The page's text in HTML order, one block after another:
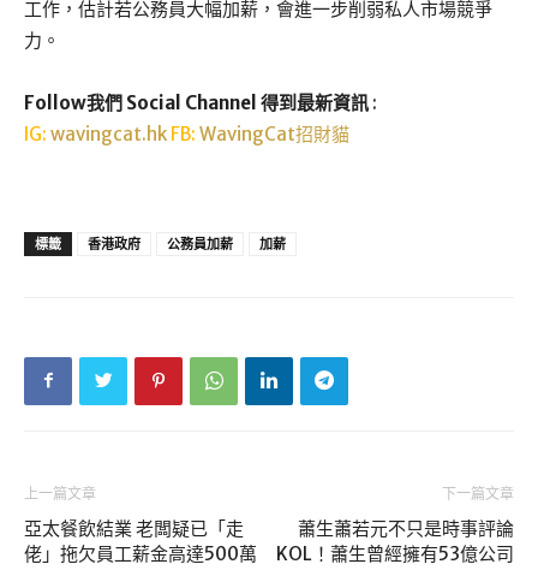
工作，估計若公務員大幅加薪，會進一步削弱私人市場競爭
力。
Follow我們 Social Channel 得到最新資訊 :
IG: wavingcat.hk FB: WavingCat招財貓
標籤 香港政府 公務員加薪 加薪
上一篇文章
亞太餐飲結業 老闆疑已「走
佬」拖欠員工薪金高達500萬
下一篇文章
蕭生蕭若元不只是時事評論
KOL！蕭生曾經擁有53億公司